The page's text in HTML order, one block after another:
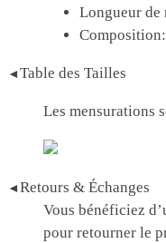
Longueur de
◄Table des Tailles
Les mensurations
◄Retours & Échanges
Vous bénéficiez
pour retourner le